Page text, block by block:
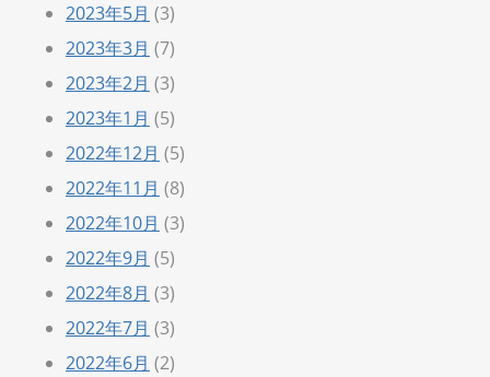
2023年5月 (3)
2023年3月 (7)
2023年2月 (3)
2023年1月 (5)
2022年12月 (5)
2022年11月 (8)
2022年10月 (3)
2022年9月 (5)
2022年8月 (3)
2022年7月 (3)
2022年6月 (2)